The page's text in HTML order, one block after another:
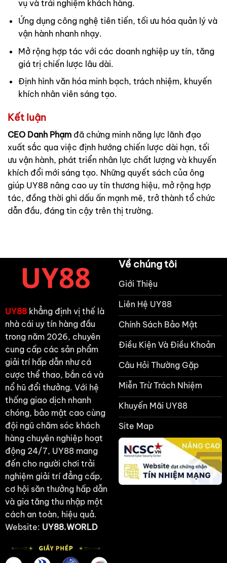
vụ và trải nghiệm khách hàng.
Ứng dụng công nghệ tiên tiến, tối ưu hóa quản lý và
vận hành nhanh nhạy.
Mở rộng hợp tác với các doanh nghiệp uy tín, tăng
giá trị chiến lược lâu dài.
Định hình văn hóa minh bạch, trách nhiệm, khuyến
khích nhân viên sáng tạo.
Kết luận
CEO Danh Phạm đã chứng minh năng lực lãnh đạo
xuất sắc qua việc định hướng chiến lược dài hạn, tối
ưu vận hành, phát triển nhân lực chất lượng và khuyến
khích đổi mới sáng tạo. Những quyết sách của ông
giúp UY88 nâng cao uy tín thương hiệu, mở rộng hợp
tác, đồng thời ghi dấu ấn mạnh mẽ, trở thành tổ chức
dẫn đầu, đáng tin cậy trên thị trường.
UY88khẳng định vị thế là
nhà cái uy tín hàng đầu
trong năm 2026, chuyên
cung cấp các sản phẩm
giải trí hấp dẫn như cá
cược thể thao, bắn cá và
nổ hũ đổi thưởng. Với hệ
thống giao dịch nhanh
chóng, bảo mật cao cùng
đội ngũ chăm sóc khách
hàng chuyên nghiệp hoạt
động 24/7, UY88 mang
đến cho người chơi trải
nghiệm giải trí đẳng cấp,
cơ hội săn thưởng hấp dẫn
và gia tăng thu nhập một
cách an toàn, hiệu quả.
Website: UY88.WORLD
Về chúng tôi
Giới Thiệu
Liên Hệ UY88
Chính Sách Bảo Mật
Điều Kiện Và Điều Khoản
Câu Hỏi Thường Gặp
Miễn Trừ Trách Nhiệm
Khuyến Mãi UY88
Site Map